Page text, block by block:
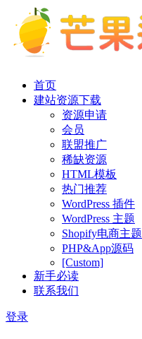
首页
建站资源下载
资源申请
会员
联盟推广
稀缺资源
HTML模板
热门推荐
WordPress 插件
WordPress 主题
Shopify电商主题
PHP&App源码
[Custom]
新手必读
联系我们
登录